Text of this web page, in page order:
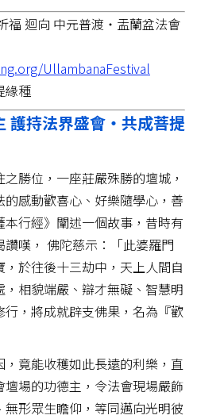
福 迴向 中元普渡‧盂蘭盆法會
UllambanaFestival
緣種
護持法界盛會‧共成菩提
勝位，一座莊嚴殊勝的壇城，
感動歡喜心、好樂隨學心，善
行經》闡述一個故事，昔時有
嘆， 佛陀慈示：「此婆羅門
於往後十三劫中，天上人間自
相貌端嚴、辯才無礙、智慧明
，將成就辟支佛果，名為『歡
竟能收穫如此長遠的利樂，直
場的功德主，令法會現場嚴飾
形眾生瞻仰，等同邁向光明彼